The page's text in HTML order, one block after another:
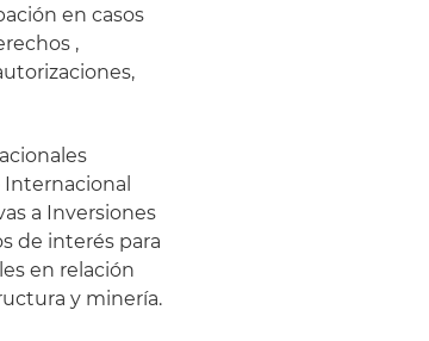
en casos
,
a Inversiones
de interés para
en relación
y minería.